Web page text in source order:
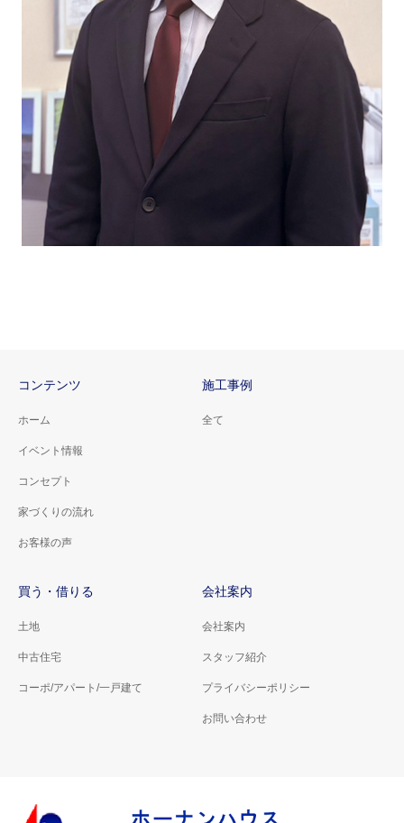
コンテンツ
ホーム
イベント情報
コンセプト
家づくりの流れ
お客様の声
施工事例
全て
買う・借りる
土地
中古住宅
コーポ/アパート/一戸建て
会社案内
会社案内
スタッフ紹介
プライバシーポリシー
お問い合わせ